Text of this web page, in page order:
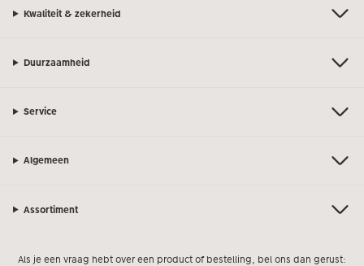
Kwaliteit & zekerheid
Duurzaamheid
Service
Algemeen
Assortiment
Als je een vraag hebt over een product of bestelling, bel ons dan gerust: